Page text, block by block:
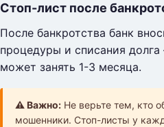
Стоп-лист после
После банкротства банк
процедуры и списания
может занять 1-3 месяца.
⚠️ Важно: Не верьте тем, кто
мошенники. Стоп-листы у